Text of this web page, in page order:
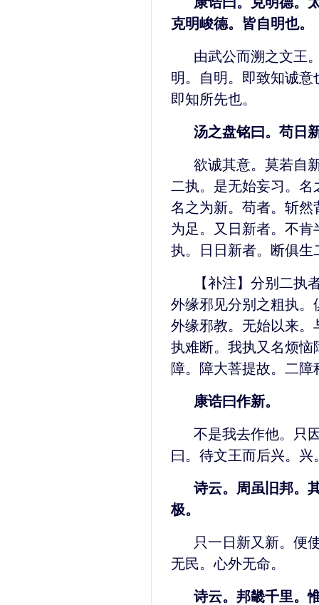
克明峻德。皆自明也。
由武公而溯之文王
明。自明。即致知诚
即知所先也。
汤之盘铭曰。苟日
欲诚其意。莫若自
二执。是无始妄习。
名之为新。苟者。斩
为足。又日新者。不
执。日日新者。断俱
【补注】分别二执
外缘邪见分别之粗执
外缘邪教。无始以来
执难断。我执又名烦
障。障大菩提故。二
康诰曰作新。
不是我去作他。只
曰。待文王而后兴。兴
诗云。周虽旧邦。
极。
只一日新又新。便
无民。心外无命。
诗云。邦畿千里。